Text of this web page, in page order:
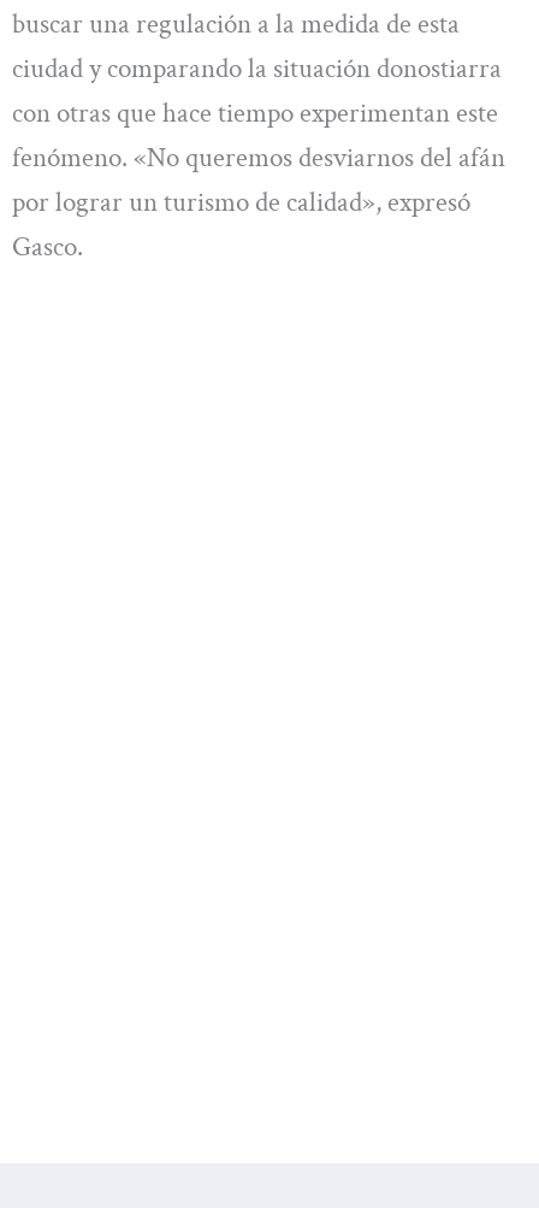
buscar una regulación a la medida de esta
ciudad y comparando la situación donostiarra
con otras que hace tiempo experimentan este
fenómeno. «No queremos desviarnos del afán
por lograr un turismo de calidad», expresó
Gasco.